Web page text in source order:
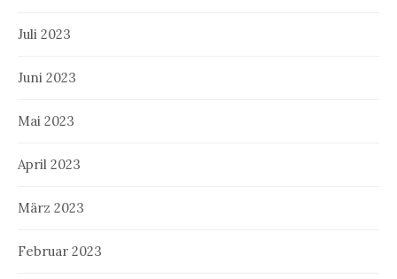
Juli 2023
Juni 2023
Mai 2023
April 2023
März 2023
Februar 2023